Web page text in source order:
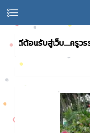
นดีต้อนรับสู่เว็บ...ครูวรรณี